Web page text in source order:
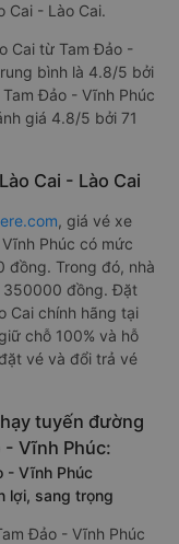
Cai - Lào Cai.
Cai từ Tam Đảo -
bình là 4.8/5 bởi
Đảo - Vĩnh Phúc
giá 4.8/5 bởi 71
Cai - Lào Cai
, giá vé xe
Phúc có mức
Trong đó, nhà
350000 đồng. Đặt
Cai chính hãng tại
chỗ 100% và hỗ
vé và đổi trả vé
tuyến đường
- Vĩnh Phúc:
- Vĩnh Phúc
lợi, sang trọng
Đảo - Vĩnh Phúc